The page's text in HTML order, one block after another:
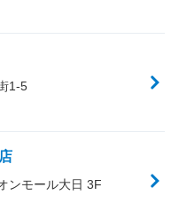
1-5
ンモール大日 3F